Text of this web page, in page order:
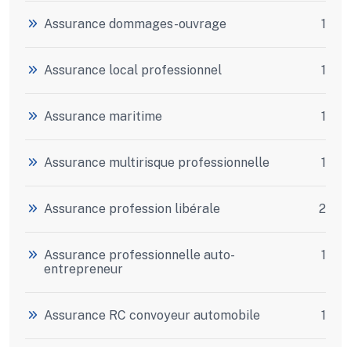
Assurance dommages-ouvrage 1
Assurance local professionnel 1
Assurance maritime 1
Assurance multirisque professionnelle 1
Assurance profession libérale 2
Assurance professionnelle auto-
entrepreneur
1
Assurance RC convoyeur automobile 1